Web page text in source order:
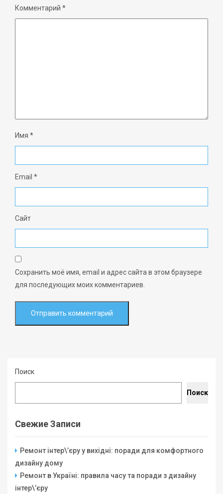
Комментарий *
Имя *
Email *
Сайт
Сохранить моё имя, email и адрес сайта в этом браузере
для последующих моих комментариев.
Поиск
Поиск
Свежие Записи
Ремонт інтер\’єру у вихідні: поради для комфортного
дизайну дому
Ремонт в Україні: правила часу та поради з дизайну
інтер\’єру